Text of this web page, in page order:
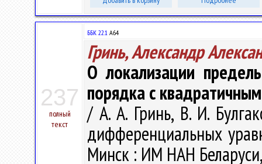
237
полный
текст
ББК 22.1 А64
Гринь, Александр
О локализации
порядка с
/ А. А. Гринь, В. И.
дифференциальных
Минск : ИМ НАН